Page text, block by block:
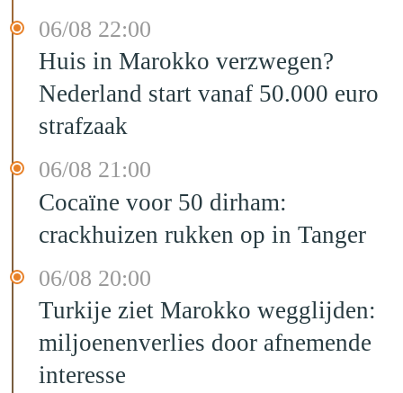
06/08 22:00
Huis in Marokko verzwegen?
Nederland start vanaf 50.000 euro
strafzaak
06/08 21:00
Cocaïne voor 50 dirham:
crackhuizen rukken op in Tanger
06/08 20:00
Turkije ziet Marokko wegglijden:
miljoenenverlies door afnemende
interesse